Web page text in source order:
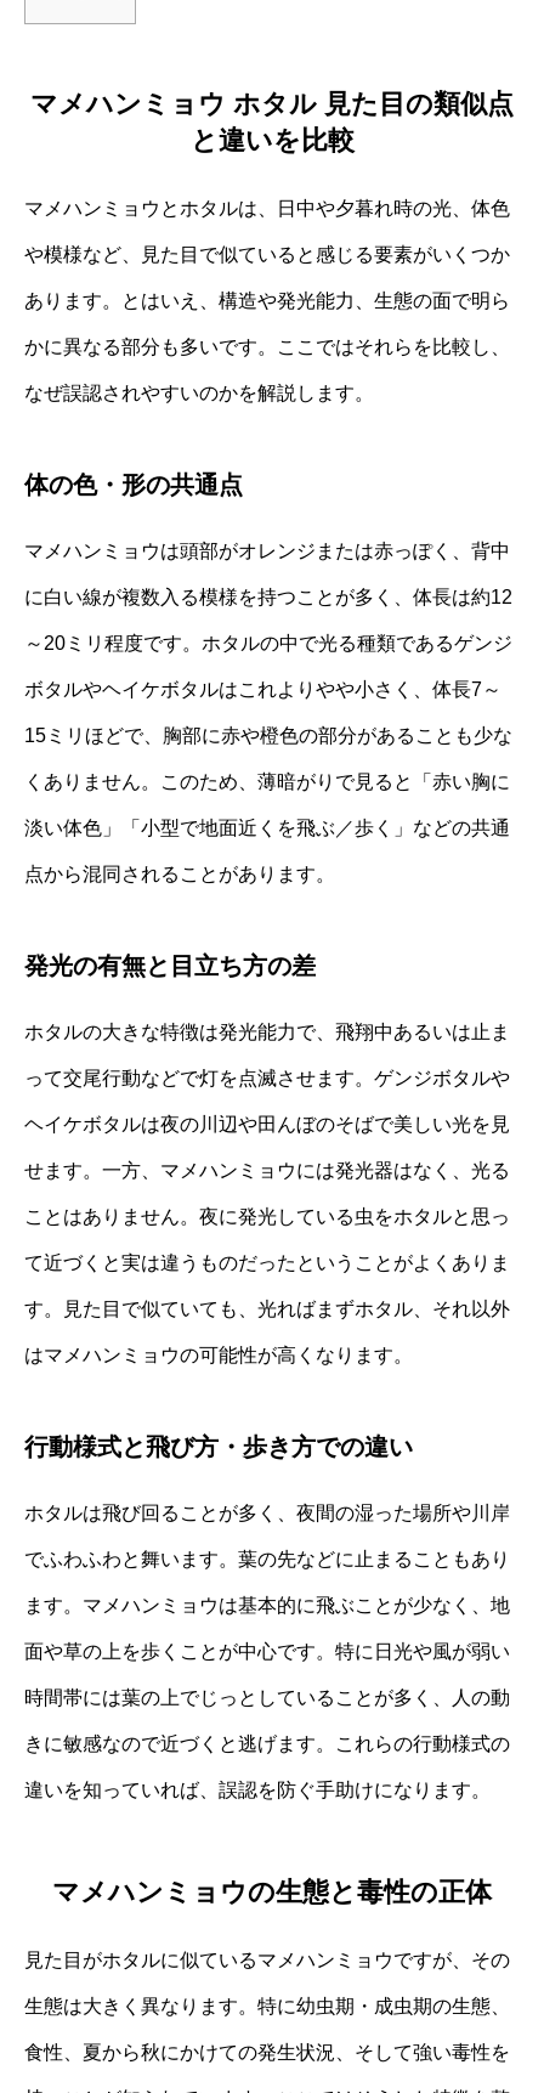
マメハンミョウ ホタル 見た目の類似点
と違いを比較
マメハンミョウとホタルは、日中や夕暮れ時の光、体色
や模様など、見た目で似ていると感じる要素がいくつか
あります。とはいえ、構造や発光能力、生態の面で明ら
かに異なる部分も多いです。ここではそれらを比較し、
なぜ誤認されやすいのかを解説します。
体の色・形の共通点
マメハンミョウは頭部がオレンジまたは赤っぽく、背中
に白い線が複数入る模様を持つことが多く、体長は約12
～20ミリ程度です。ホタルの中で光る種類であるゲンジ
ボタルやヘイケボタルはこれよりやや小さく、体長7～
15ミリほどで、胸部に赤や橙色の部分があることも少な
くありません。このため、薄暗がりで見ると「赤い胸に
淡い体色」「小型で地面近くを飛ぶ／歩く」などの共通
点から混同されることがあります。
発光の有無と目立ち方の差
ホタルの大きな特徴は発光能力で、飛翔中あるいは止ま
って交尾行動などで灯を点滅させます。ゲンジボタルや
ヘイケボタルは夜の川辺や田んぼのそばで美しい光を見
せます。一方、マメハンミョウには発光器はなく、光る
ことはありません。夜に発光している虫をホタルと思っ
て近づくと実は違うものだったということがよくありま
す。見た目で似ていても、光ればまずホタル、それ以外
はマメハンミョウの可能性が高くなります。
行動様式と飛び方・歩き方での違い
ホタルは飛び回ることが多く、夜間の湿った場所や川岸
でふわふわと舞います。葉の先などに止まることもあり
ます。マメハンミョウは基本的に飛ぶことが少なく、地
面や草の上を歩くことが中心です。特に日光や風が弱い
時間帯には葉の上でじっとしていることが多く、人の動
きに敏感なので近づくと逃げます。これらの行動様式の
違いを知っていれば、誤認を防ぐ手助けになります。
マメハンミョウの生態と毒性の正体
見た目がホタルに似ているマメハンミョウですが、その
生態は大きく異なります。特に幼虫期・成虫期の生態、
食性、夏から秋にかけての発生状況、そして強い毒性を